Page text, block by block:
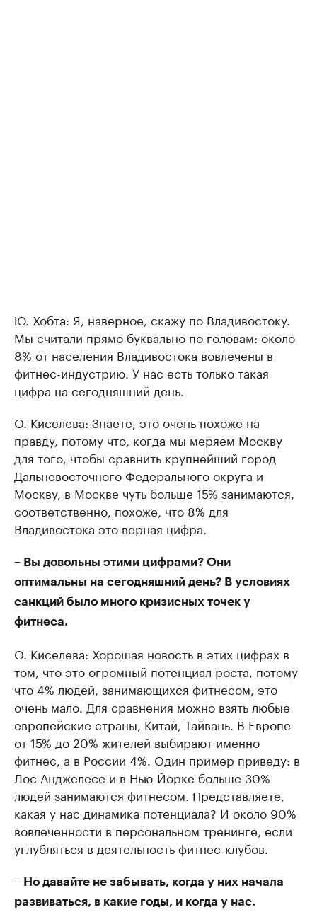
Ю. Хобта: Я, наверное, скажу по Владивостоку.
Мы считали прямо буквально по головам: около
8% от населения Владивостока вовлечены в
фитнес-индустрию. У нас есть только такая
цифра на сегодняшний день.
О. Киселева: Знаете, это очень похоже на
правду, потому что, когда мы меряем Москву
для того, чтобы сравнить крупнейший город
Дальневосточного Федерального округа и
Москву, в Москве чуть больше 15% занимаются,
соответственно, похоже, что 8% для
Владивостока это верная цифра.
– Вы довольны этими цифрами? Они
оптимальны на сегодняшний день? В условиях
санкций было много кризисных точек у
фитнеса.
О. Киселева: Хорошая новость в этих цифрах в
том, что это огромный потенциал роста, потому
что 4% людей, занимающихся фитнесом, это
очень мало. Для сравнения можно взять любые
европейские страны, Китай, Тайвань. В Европе
от 15% до 20% жителей выбирают именно
фитнес, а в России 4%. Один пример приведу: в
Лос-Анджелесе и в Нью-Йорке больше 30%
людей занимаются фитнесом. Представляете,
какая у нас динамика потенциала? И около 90%
вовлеченности в персональном тренинге, если
углубляться в деятельность фитнес-клубов.
– Но давайте не забывать, когда у них начала
развиваться, в какие годы, и когда у нас.